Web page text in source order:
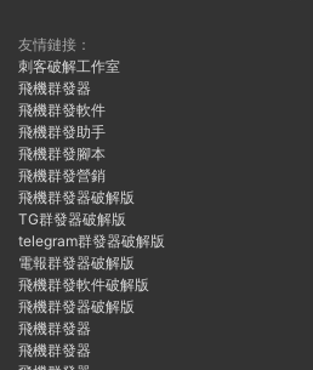
友情鏈接：
刺客破解工作室
飛機群發器
飛機群發軟件
飛機群發助手
飛機群發腳本
飛機群發營銷
飛機群發器破解版
TG群發器破解版
telegram群發器破解版
電報群發器破解版
飛機群發軟件破解版
飛機群發器破解版
飛機群發器
飛機群發器